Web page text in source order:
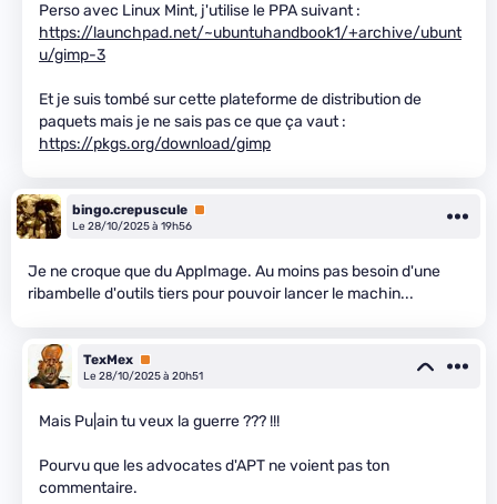
Perso avec Linux Mint, j'utilise le PPA suivant :
https://launchpad.net/~ubuntuhandbook1/+archive/ubunt
u/gimp-3
Et je suis tombé sur cette plateforme de distribution de
paquets mais je ne sais pas ce que ça vaut :
https://pkgs.org/download/gimp
bingo.crepuscule Premium
Le 28/10/2025 à 19h56
Je ne croque que du AppImage. Au moins pas besoin d'une
ribambelle d'outils tiers pour pouvoir lancer le machin...
TexMex Premium
Le 28/10/2025 à 20h51
Mais Pu|ain tu veux la guerre ??? !!!
Pourvu que les advocates d'APT ne voient pas ton
commentaire.